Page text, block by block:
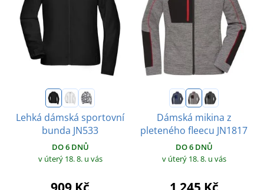
Lehká dámská sportovní
bunda JN533
DO 6 DNŮ
v úterý 18. 8. u vás
Dámská mikina z
pleteného fleecu JN1817
DO 6 DNŮ
v úterý 18. 8. u vás